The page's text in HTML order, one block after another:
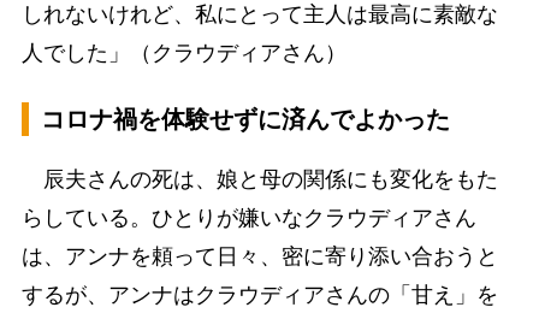
しれないけれど、私にとって主人は最高に素敵な
人でした」（クラウディアさん）
コロナ禍を体験せずに済んでよかった
辰夫さんの死は、娘と母の関係にも変化をもた
らしている。ひとりが嫌いなクラウディアさん
は、アンナを頼って日々、密に寄り添い合おうと
するが、アンナはクラウディアさんの「甘え」を